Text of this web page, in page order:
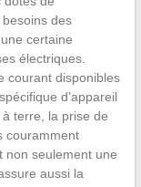
des
certaine
électriques.
courant disponibles
d’appareil
terre, la prise de
couramment
non seulement une
aussi la